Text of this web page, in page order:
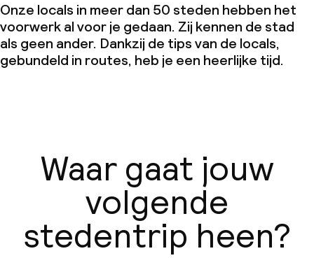
Onze locals in meer dan 50 steden hebben het
voorwerk al voor je gedaan. Zij kennen de stad
als geen ander. Dankzij de tips van de locals,
gebundeld in routes, heb je een heerlijke tijd.
Waar gaat jouw
volgende
stedentrip heen?